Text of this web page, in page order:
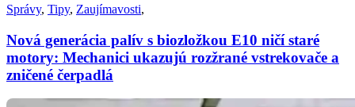
Správy, Tipy, Zaujímavosti,
Nová generácia palív s biozložkou E10 ničí staré
motory: Mechanici ukazujú rozžrané vstrekovače a
zničené čerpadlá